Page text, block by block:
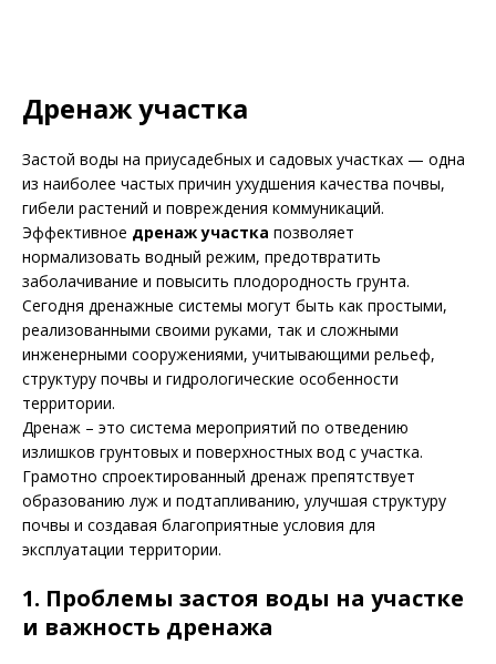
Дренаж участка
Застой воды на приусадебных и садовых участках — одна
из наиболее частых причин ухудшения качества почвы,
гибели растений и повреждения коммуникаций.
Эффективное дренаж участка позволяет
нормализовать водный режим, предотвратить
заболачивание и повысить плодородность грунта.
Сегодня дренажные системы могут быть как простыми,
реализованными своими руками, так и сложными
инженерными сооружениями, учитывающими рельеф,
структуру почвы и гидрологические особенности
территории.
Дренаж – это система мероприятий по отведению
излишков грунтовых и поверхностных вод с участка.
Грамотно спроектированный дренаж препятствует
образованию луж и подтапливанию, улучшая структуру
почвы и создавая благоприятные условия для
эксплуатации территории.
1. Проблемы застоя воды на участке
и важность дренажа